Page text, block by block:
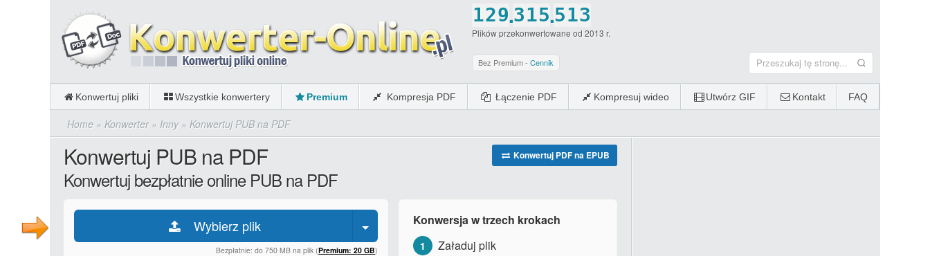
1
2
3
4
5
6
0
2
3
4
5
6
7
9
0
.3
4
5
6
7
8
9
1
2
3
4
5
6
7
0
5
6
7
8
9
0
.5
6
7
8
9
0
1
2
4
5
6
7
3
4
6
7
8
9
Plików przekonwertowane od 2013 r.
Bez Premium - Cennik
Konwertuj pliki Wszystkie konwertery Premium Kompresja PDF Łączenie PDF Kompresuj wideo Utwórz GIF Kontakt FAQ
Home » Konwerter» Inny» Konwertuj PUB na PDF
Konwertuj PDF na EPUB
Konwertuj PUB na PDF
Konwertuj bezpłatnie online PUB na PDF
Wybierz plik
Bezpłatnie: do 750 MB na plik (Premium: 20 GB)
Konwersja w trzech krokach
1 Załaduj plik